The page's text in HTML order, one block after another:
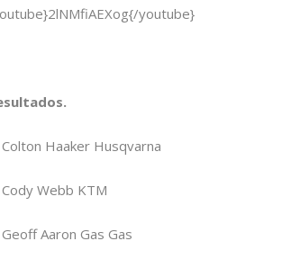
youtube}
Colton Haaker Husqvarna
Cody Webb KTM
Aaron Gas Gas